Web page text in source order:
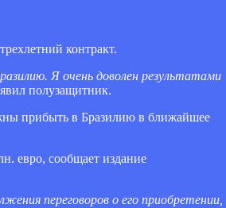
контракт.
Я очень доволен результатами
полузащитник.
прибыть в Бразилию в ближайшее
евро, сообщает издание
переговоров о его приобретении,